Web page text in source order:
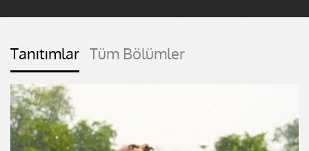
Tanıtımlar Tüm Bölümler